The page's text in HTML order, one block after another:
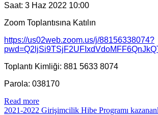
Saat: 3 Haz 2022 10:00
Zoom Toplantısına Katılın
https://us02web.zoom.us/j/88156338074?
Toplantı Kimliği: 881 5633 8074
Parola: 038170
Read more
2021-2022 Girişimcilik Hibe Programı